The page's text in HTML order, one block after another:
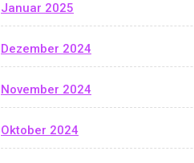
Januar 2025
Dezember 2024
November 2024
Oktober 2024